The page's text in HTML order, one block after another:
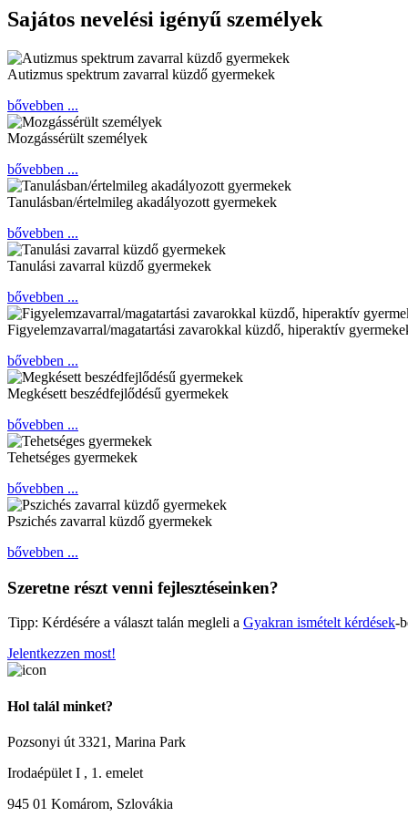
Sajátos nevelési igényű személyek
Autizmus spektrum zavarral küzdő gyermekek
bővebben ...
Mozgássérült személyek
bővebben ...
Tanulásban/értelmileg akadályozott gyermekek
bővebben ...
Tanulási zavarral küzdő gyermekek
bővebben ...
Figyelemzavarral/magatartási zavarokkal küzdő, hiperaktív
bővebben ...
Megkésett beszédfejlődésű gyermekek
bővebben ...
Tehetséges gyermekek
bővebben ...
Pszichés zavarral küzdő gyermekek
bővebben ...
Szeretne részt venni fejlesztéseinken?
Tipp: Kérdésére a választ talán megleli a Gyakran ismételt kérdések-
Jelentkezzen most!
Hol talál minket?
Pozsonyi út 3321, Marina Park
Irodaépület I , 1. emelet
945 01 Komárom, Szlovákia